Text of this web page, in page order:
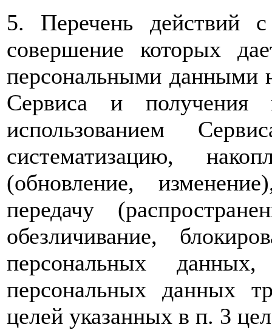
5. Перечень действий
совершение которых
персональными данными
Сервиса и получения
использованием
систематизацию,
(обновление,
передачу
обезличивание,
персональных данных,
персональных данных
целей указанных в п. 3